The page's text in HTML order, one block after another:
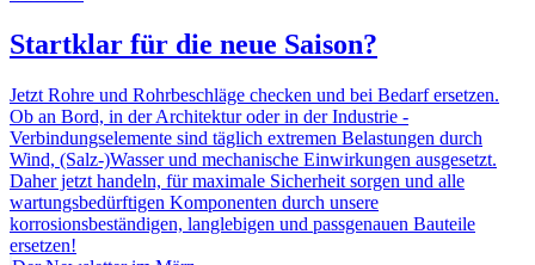
Startklar für die neue Saison?
Jetzt Rohre und Rohrbeschläge checken und bei Bedarf ersetzen.
Ob an Bord, in der Architektur oder in der Industrie -
Verbindungselemente sind täglich extremen Belastungen durch
Wind, (Salz-)Wasser und mechanische Einwirkungen ausgesetzt.
Daher jetzt handeln, für maximale Sicherheit sorgen und alle
wartungsbedürftigen Komponenten durch unsere
korrosionsbeständigen, langlebigen und passgenauen Bauteile
ersetzen!